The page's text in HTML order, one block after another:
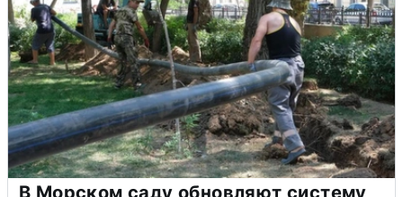
В Морском саду обновляют систему